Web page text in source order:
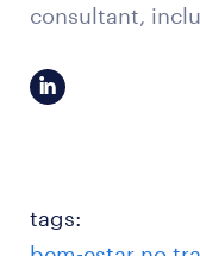
consultant,
tags: